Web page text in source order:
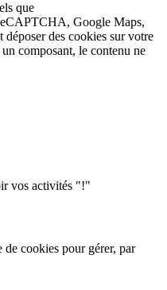
que
Google Maps,
des cookies sur votre
composant, le contenu ne
vos activités "!"
cookies pour gérer, par